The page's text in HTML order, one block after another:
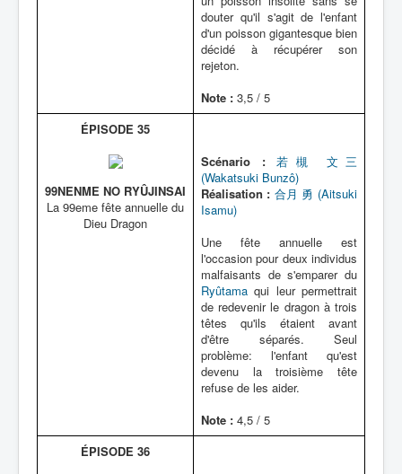
douter qu'il s'agit de l'enfant
d'un poisson gigantesque bien
décidé à récupérer son
rejeton.
Note : 3,5 / 5
ÉPISODE 35
99NENME NO RYÛJINSAI
La 99eme fête annuelle du
Dieu Dragon
Scénario :
若槻 文三
(Wakatsuki Bunzô)
Réalisation : 合月 勇 (Aitsuki
Isamu)
Une fête annuelle est
l'occasion pour deux individus
malfaisants de s'emparer du
Ryûtama qui leur permettrait
de redevenir le dragon à trois
têtes qu'ils étaient avant
d'être séparés. Seul
problème: l'enfant qu'est
devenu la troisième tête
refuse de les aider.
Note : 4,5 / 5
ÉPISODE 36